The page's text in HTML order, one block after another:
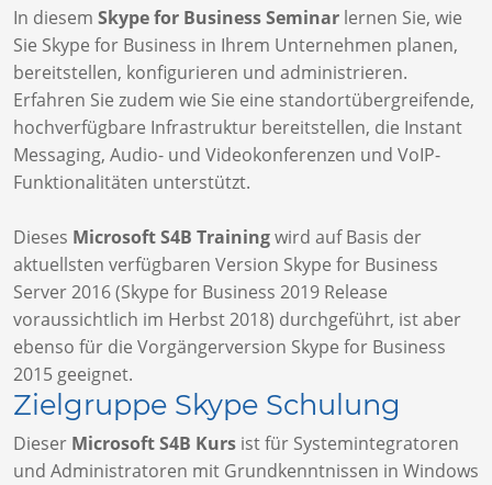
In diesem Skype for Business Seminar lernen Sie, wie
Sie Skype for Business in Ihrem Unternehmen planen,
bereitstellen, konfigurieren und administrieren.
Erfahren Sie zudem wie Sie eine standortübergreifende,
hochverfügbare Infrastruktur bereitstellen, die Instant
Messaging, Audio- und Videokonferenzen und VoIP-
Funktionalitäten unterstützt.
Dieses Microsoft S4B Trainingwird auf Basis der
aktuellsten verfügbaren Version Skype for Business
Server 2016 (Skype for Business 2019 Release
voraussichtlich im Herbst 2018) durchgeführt, ist aber
ebenso für die Vorgängerversion Skype for Business
2015 geeignet.
Zielgruppe Skype Schulung
Dieser Microsoft S4B Kurs ist für Systemintegratoren
und Administratoren mit Grundkenntnissen in Windows